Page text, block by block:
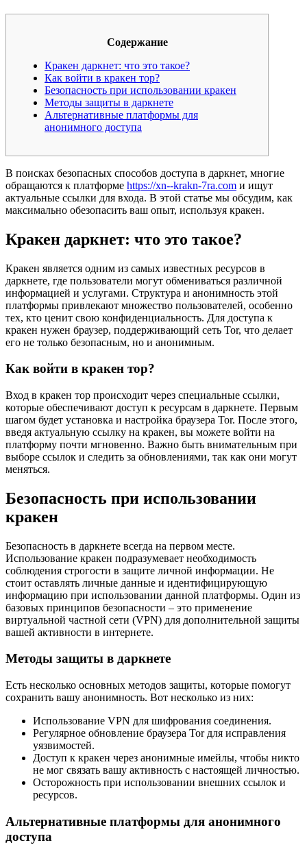
Содержание
Кракен даркнет: что это такое?
Как войти в кракен тор?
Безопасность при использовании кракен
Методы защиты в даркнете
Альтернативные платформы для
анонимного доступа
В поисках безопасных способов доступа в даркнет, многие
обращаются к платформе https://xn--krakn-7ra.com и ищут
актуальные ссылки для входа. В этой статье мы обсудим, как
максимально обезопасить ваш опыт, используя кракен.
Кракен даркнет: что это такое?
Кракен является одним из самых известных ресурсов в
даркнете, где пользователи могут обмениваться различной
информацией и услугами. Структура и анонимность этой
платформы привлекают множество пользователей, особенно
тех, кто ценит свою конфиденциальность. Для доступа к
кракен нужен браузер, поддерживающий сеть Tor, что делает
его не только безопасным, но и анонимным.
Как войти в кракен тор?
Вход в кракен тор происходит через специальные ссылки,
которые обеспечивают доступ к ресурсам в даркнете. Первым
шагом будет установка и настройка браузера Tor. После этого,
введя актуальную ссылку на кракен, вы можете войти на
платформу почти мгновенно. Важно быть внимательным при
выборе ссылок и следить за обновлениями, так как они могут
меняться.
Безопасность при использовании
кракен
Безопасность в даркнете всегда на первом месте.
Использование кракен подразумевает необходимость
соблюдения строгости в защите личной информации. Не
стоит оставлять личные данные и идентифицирующую
информацию при использовании данной платформы. Один из
базовых принципов безопасности – это применение
виртуальной частной сети (VPN) для дополнительной защиты
вашей активности в интернете.
Методы защиты в даркнете
Есть несколько основных методов защиты, которые помогут
сохранить вашу анонимность. Вот несколько из них:
Использование VPN для шифрования соединения.
Регулярное обновление браузера Tor для исправления
уязвимостей.
Доступ к кракен через анонимные имейлы, чтобы никто
не мог связать вашу активность с настоящей личностью.
Осторожность при использовании внешних ссылок и
ресурсов.
Альтернативные платформы для анонимного
доступа